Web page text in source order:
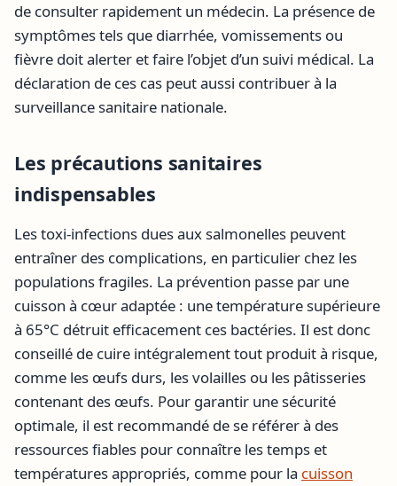
de consulter rapidement un médecin. La présence de
symptômes tels que diarrhée, vomissements ou
fièvre doit alerter et faire l’objet d’un suivi médical. La
déclaration de ces cas peut aussi contribuer à la
surveillance sanitaire nationale.
Les précautions sanitaires
indispensables
Les toxi-infections dues aux salmonelles peuvent
entraîner des complications, en particulier chez les
populations fragiles. La prévention passe par une
cuisson à cœur adaptée : une température supérieure
à 65°C détruit efficacement ces bactéries. Il est donc
conseillé de cuire intégralement tout produit à risque,
comme les œufs durs, les volailles ou les pâtisseries
contenant des œufs. Pour garantir une sécurité
optimale, il est recommandé de se référer à des
ressources fiables pour connaître les temps et
températures appropriés, comme pour la cuisson